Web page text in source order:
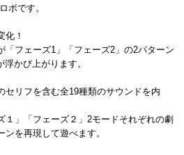
ボです。
化！
「フェーズ1」「フェーズ2」の2パターン
かび上がります。
セリフを含む全19種類のサウンドを内
１」「フェーズ２」2モードそれぞれの劇
を再現して遊べます。